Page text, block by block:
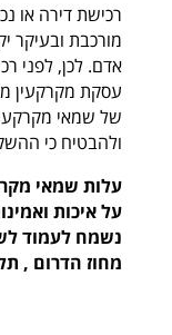
רכישת דירה או
מורכבת ובעיקר
אדם. לכן, לפני
עסקת מקרקעין
של שמאי
ולהבטיח כי
עלות שמאי
על איכות
נשמח לעמוד
מחוז הדרום ,